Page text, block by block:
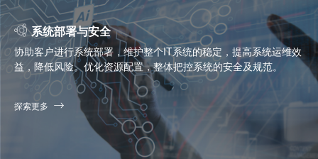
系统部署与安全
协助客户进行系统部署，维护整个IT系统的稳定，提高系统运维效
益，降低风险。优化资源配置，整体把控系统的安全及规范。
探索更多